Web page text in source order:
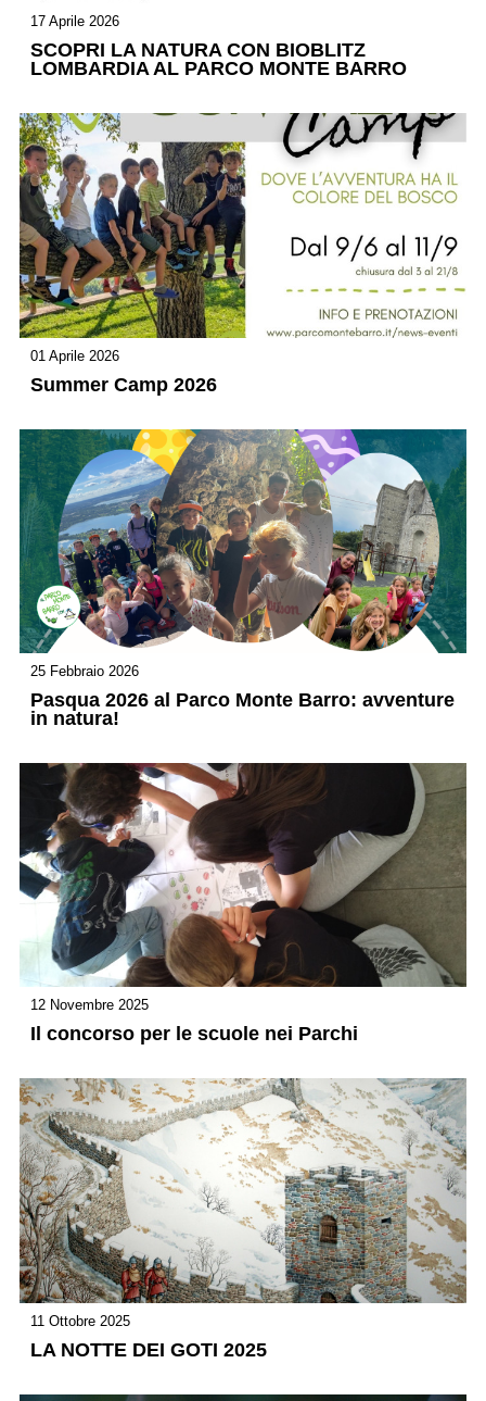
17 Aprile 2026
SCOPRI LA NATURA CON BIOBLITZ
LOMBARDIA AL PARCO MONTE BARRO
01 Aprile 2026
Summer Camp 2026
25 Febbraio 2026
Pasqua 2026 al Parco Monte Barro: avventure
in natura!
12 Novembre 2025
Il concorso per le scuole nei Parchi
11 Ottobre 2025
LA NOTTE DEI GOTI 2025